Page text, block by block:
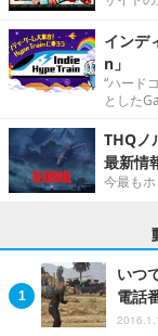
インデ
n」
“ハード
とした
THQノ
最新情
今最も
いつ
電話